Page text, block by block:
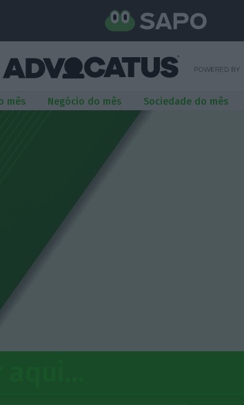
mês Negócio do mês Sociedade do mês